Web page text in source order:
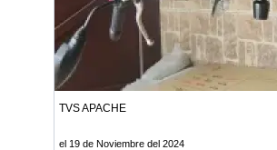
TVS APACHE
el 19 de Noviembre del 2024